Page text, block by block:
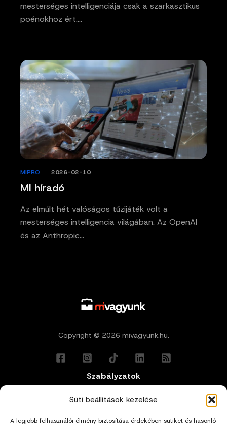
Süti beállítások kezelése
A legjobb felhasználói élmény biztosítása érdekében sütiket és hasonló
mesterséges intelligenciája csak a szarkasztikus
poénokhoz ért.…
MI híradó
MIPRO 2026-02-10
Az elmúlt hét valóságos tűzijáték volt a
mesterséges intelligencia világában. Az OpenAI
és az Anthropic…
Copyright © 2026 mivagyunk.hu.
Szabályzatok
Általános Felhasználási Feltételek
Adatkezelési Tájékoztató